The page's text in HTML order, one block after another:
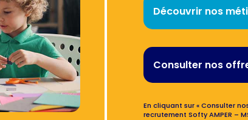
Découvrir nos
Consulter nos
En cliquant sur « Consulter
recrutement Softy AMPER –